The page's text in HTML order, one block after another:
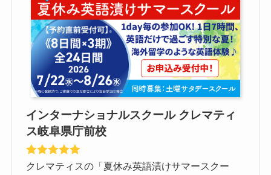
インターナショナルスクール クレマティ
ス岐阜県庁前校
クレマティスの「夏休み英語漬けサマースクー